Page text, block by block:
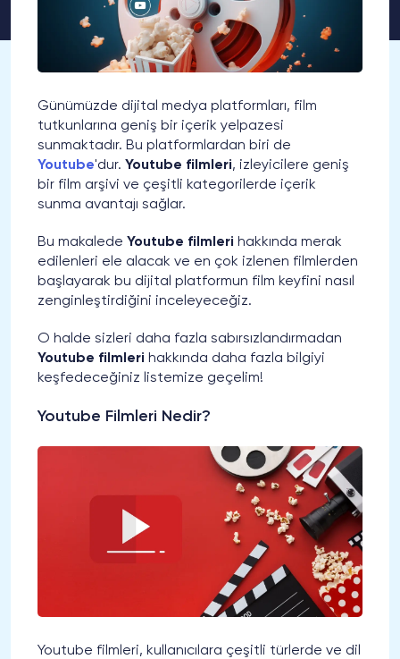
Günümüzde dijital medya platformları, film
tutkunlarına geniş bir içerik yelpazesi
sunmaktadır. Bu platformlardan biri de
Youtube'dur. Youtube filmleri, izleyicilere geniş
bir film arşivi ve çeşitli kategorilerde içerik
sunma avantajı sağlar.
Bu makalede Youtube filmleri hakkında merak
edilenleri ele alacak ve en çok izlenen filmlerden
başlayarak bu dijital platformun film keyfini nasıl
zenginleştirdiğini inceleyeceğiz.
O halde sizleri daha fazla sabırsızlandırmadan
Youtube filmleri hakkında daha fazla bilgiyi
keşfedeceğiniz listemize geçelim!
Youtube Filmleri Nedir?
Youtube filmleri, kullanıcılara çeşitli türlerde ve dil